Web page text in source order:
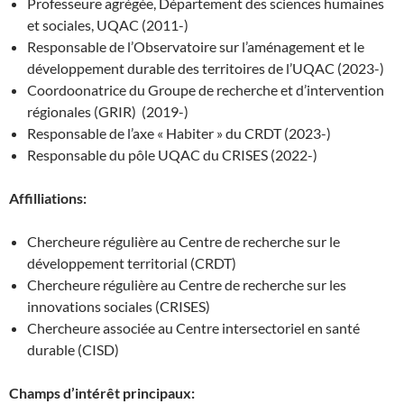
et sociales, UQAC (2011-)
Responsable de l’Observatoire sur l’aménagement et le
développement durable des territoires de l’UQAC (2023-)
Coordoonatrice du Groupe de recherche et d’intervention
régionales (GRIR) (2019-)
Responsable de l’axe « Habiter » du CRDT (2023-)
Responsable du pôle UQAC du CRISES (2022-)
Affilliations:
Chercheure régulière au Centre de recherche sur le
développement territorial (CRDT)
Chercheure régulière au Centre de recherche sur les
innovations sociales (CRISES)
Chercheure associée au Centre intersectoriel en santé
durable (CISD)
Champs d’intérêt principaux: